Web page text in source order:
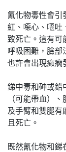
氰化物毒性會引
紅、噁心、嘔吐
致死亡。這有可
呼吸困難，臉部
也許會出現癲癇
銻中毒和砷或鉛
（可能帶血）
及手臂和雙腿有
且死亡。
既然氰化物和銻